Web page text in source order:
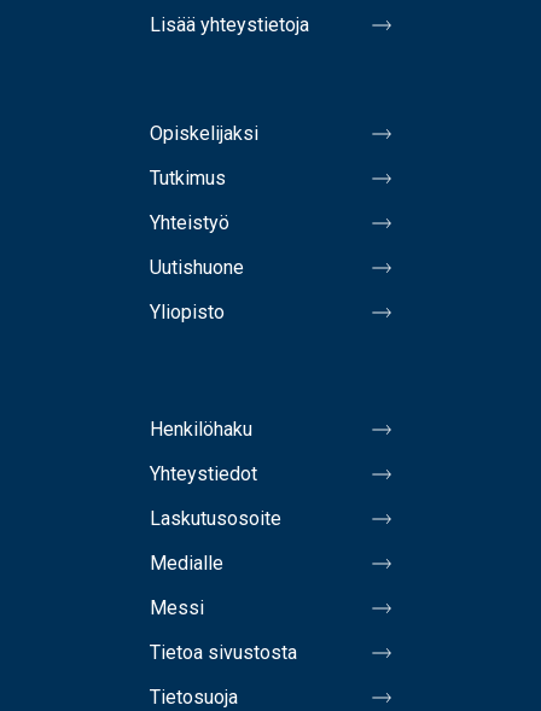
Lisää yhteystietoja
Opiskelijaksi
Tutkimus
Yhteistyö
Uutishuone
Yliopisto
Henkilöhaku
Yhteystiedot
Laskutusosoite
Medialle
Messi
Tietoa sivustosta
Tietosuoja